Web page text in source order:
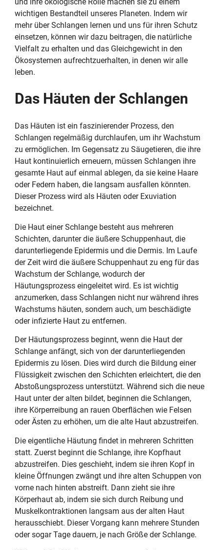
wichtigen Bestandteil unseres Planeten. Indem wir
mehr über Schlangen lernen und uns für ihren Schutz
einsetzen, können wir dazu beitragen, die natürliche
Vielfalt zu erhalten und das Gleichgewicht in den
Ökosystemen aufrechtzuerhalten, in denen wir alle
leben.
Das Häuten der Schlangen
Das Häuten ist ein faszinierender Prozess, den
Schlangen regelmäßig durchlaufen, um ihr Wachstum
zu ermöglichen. Im Gegensatz zu Säugetieren, die ihre
Haut kontinuierlich erneuern, müssen Schlangen ihre
gesamte Haut auf einmal ablegen, da sie keine Haare
oder Federn haben, die langsam ausfallen könnten.
Dieser Prozess wird als Häuten oder Exuviation
bezeichnet.
Die Haut einer Schlange besteht aus mehreren
Schichten, darunter die äußere Schuppenhaut, die
darunterliegende Epidermis und die Dermis. Im Laufe
der Zeit wird die äußere Schuppenhaut zu eng für das
Wachstum der Schlange, wodurch der
Häutungsprozess eingeleitet wird. Es ist wichtig
anzumerken, dass Schlangen nicht nur während ihres
Wachstums häuten, sondern auch, um beschädigte
oder infizierte Haut zu entfernen.
Der Häutungsprozess beginnt, wenn die Haut der
Schlange anfängt, sich von der darunterliegenden
Epidermis zu lösen. Dies wird durch die Bildung einer
Flüssigkeit zwischen den Schichten erleichtert, die den
Abstoßungsprozess unterstützt. Während sich die neue
Haut unter der alten bildet, beginnen die Schlangen,
ihre Körperreibung an rauen Oberflächen wie Felsen
oder Ästen zu erhöhen, um die alte Haut abzustreifen.
Die eigentliche Häutung findet in mehreren Schritten
statt. Zuerst beginnt die Schlange, ihre Kopfhaut
abzustreifen. Dies geschieht, indem sie ihren Kopf in
kleine Öffnungen zwängt und ihre alten Schuppen von
vorne nach hinten abstreift. Dann zieht sie ihre
Körperhaut ab, indem sie sich durch Reibung und
Muskelkontraktionen langsam aus der alten Haut
herausschiebt. Dieser Vorgang kann mehrere Stunden
oder sogar Tage dauern, je nach Größe der Schlange.